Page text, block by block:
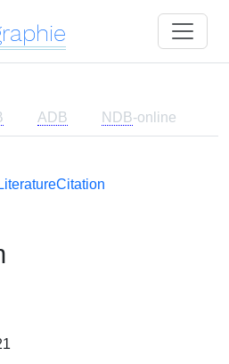
ADB NDB-online
Citation